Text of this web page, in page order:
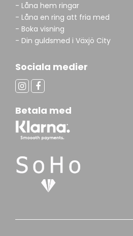
- Låna hem ringar
- Låna en ring att fria med
- Boka visning
- Din guldsmed i Växjö City
Sociala medier
Betala med